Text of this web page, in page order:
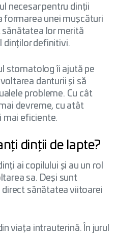
necesar pentru dinții
formarea unei mușcături
sănătatea lor merită
dinților definitivi.
stomatolog îi ajută pe
danturii și să
probleme. Cu cât
devreme, cu atât
mai eficiente.
dinții de lapte?
ai copilului și au un rol
sa. Deși sunt
sănătatea viitoarei
viața intrauterină. În jurul